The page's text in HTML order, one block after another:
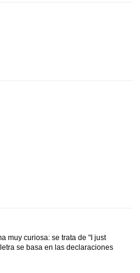
muy curiosa: se trata de "I just
se basa en las declaraciones